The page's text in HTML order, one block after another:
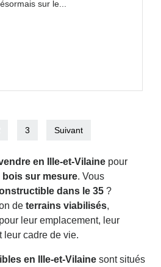
sur le...
3 Suivant
en Ille-et-Vilaine pour
bois sur mesure. Vous
dans le 35 ?
de terrains viabilisés,
leur emplacement, leur
leur cadre de vie.
en Ille-et-Vilaine sont situés